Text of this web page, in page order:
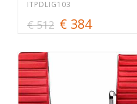
ITPDLIG103
€ 512 € 384